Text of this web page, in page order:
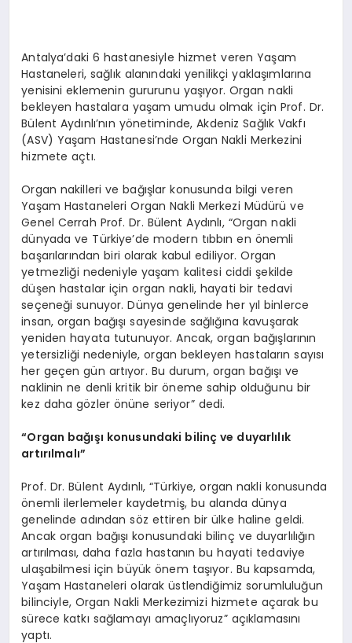
Antalya’daki 6 hastanesiyle hizmet veren Yaşam
Hastaneleri, sağlık alanındaki yenilikçi yaklaşımlarına
yenisini eklemenin gururunu yaşıyor. Organ nakli
bekleyen hastalara yaşam umudu olmak için Prof. Dr.
Bülent Aydınlı’nın yönetiminde, Akdeniz Sağlık Vakfı
(ASV) Yaşam Hastanesi’nde Organ Nakli Merkezini
hizmete açtı.
Organ nakilleri ve bağışlar konusunda bilgi veren
Yaşam Hastaneleri Organ Nakli Merkezi Müdürü ve
Genel Cerrah Prof. Dr. Bülent Aydınlı, “Organ nakli
dünyada ve Türkiye’de modern tıbbın en önemli
başarılarından biri olarak kabul ediliyor. Organ
yetmezliği nedeniyle yaşam kalitesi ciddi şekilde
düşen hastalar için organ nakli, hayati bir tedavi
seçeneği sunuyor. Dünya genelinde her yıl binlerce
insan, organ bağışı sayesinde sağlığına kavuşarak
yeniden hayata tutunuyor. Ancak, organ bağışlarının
yetersizliği nedeniyle, organ bekleyen hastaların sayısı
her geçen gün artıyor. Bu durum, organ bağışı ve
naklinin ne denli kritik bir öneme sahip olduğunu bir
kez daha gözler önüne seriyor” dedi.
“Organ bağışı konusundaki bilinç ve duyarlılık
artırılmalı”
Prof. Dr. Bülent Aydınlı, “Türkiye, organ nakli konusunda
önemli ilerlemeler kaydetmiş, bu alanda dünya
genelinde adından söz ettiren bir ülke haline geldi.
Ancak organ bağışı konusundaki bilinç ve duyarlılığın
artırılması, daha fazla hastanın bu hayati tedaviye
ulaşabilmesi için büyük önem taşıyor. Bu kapsamda,
Yaşam Hastaneleri olarak üstlendiğimiz sorumluluğun
bilinciyle, Organ Nakli Merkezimizi hizmete açarak bu
sürece katkı sağlamayı amaçlıyoruz” açıklamasını
yaptı.